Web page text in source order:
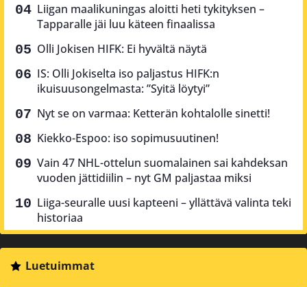
Liigan maalikuningas aloitti heti tykityksen –
Tapparalle jäi luu käteen finaalissa
Olli Jokisen HIFK: Ei hyvältä näytä
IS: Olli Jokiselta iso paljastus HIFK:n
ikuisuusongelmasta: ”Syitä löytyi”
Nyt se on varmaa: Ketterän kohtalolle sinetti!
Kiekko-Espoo: iso sopimusuutinen!
Vain 47 NHL-ottelun suomalainen sai kahdeksan
vuoden jättidiilin – nyt GM paljastaa miksi
Liiga-seuralle uusi kapteeni – yllättävä valinta teki
historiaa
Luetuimmat